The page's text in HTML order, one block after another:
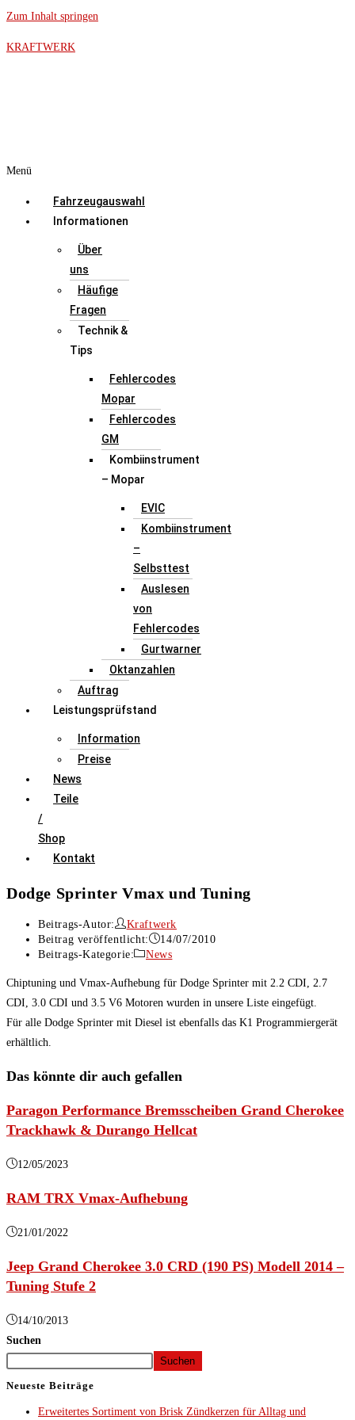
Zum Inhalt springen
KRAFTWERK
Menü
Fahrzeugauswahl
Informationen
Über
uns
Häufige
Fragen
Technik &
Tips
Fehlercodes
Mopar
Fehlercodes
GM
Kombiinstrument
– Mopar
EVIC
Kombiinstrument
–
Selbsttest
Auslesen
von
Fehlercodes
Gurtwarner
Oktanzahlen
Auftrag
Leistungsprüfstand
Information
Preise
News
Teile
/
Shop
Kontakt
Dodge Sprinter Vmax und Tuning
Beitrags-Autor:
Kraftwerk
Beitrag veröffentlicht:
14/07/2010
Beitrags-Kategorie:
News
Chiptuning und Vmax-Aufhebung für Dodge Sprinter mit 2.2 CDI, 2.7
CDI, 3.0 CDI und 3.5 V6 Motoren wurden in unsere Liste eingefügt.
Für alle Dodge Sprinter mit Diesel ist ebenfalls das K1 Programmiergerät
erhältlich.
Das könnte dir auch gefallen
Paragon Performance Bremsscheiben Grand Cherokee
Trackhawk & Durango Hellcat
12/05/2023
RAM TRX Vmax-Aufhebung
21/01/2022
Jeep Grand Cherokee 3.0 CRD (190 PS) Modell 2014 –
Tuning Stufe 2
14/10/2013
Suchen
Suchen
Neueste Beiträge
Erweitertes Sortiment von Brisk Zündkerzen für Alltag und